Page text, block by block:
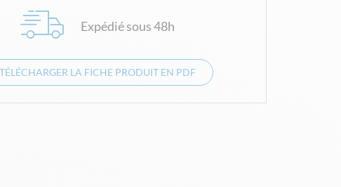
Expédié sous 48h
TÉLÉCHARGER LA FICHE PRODUIT EN PDF